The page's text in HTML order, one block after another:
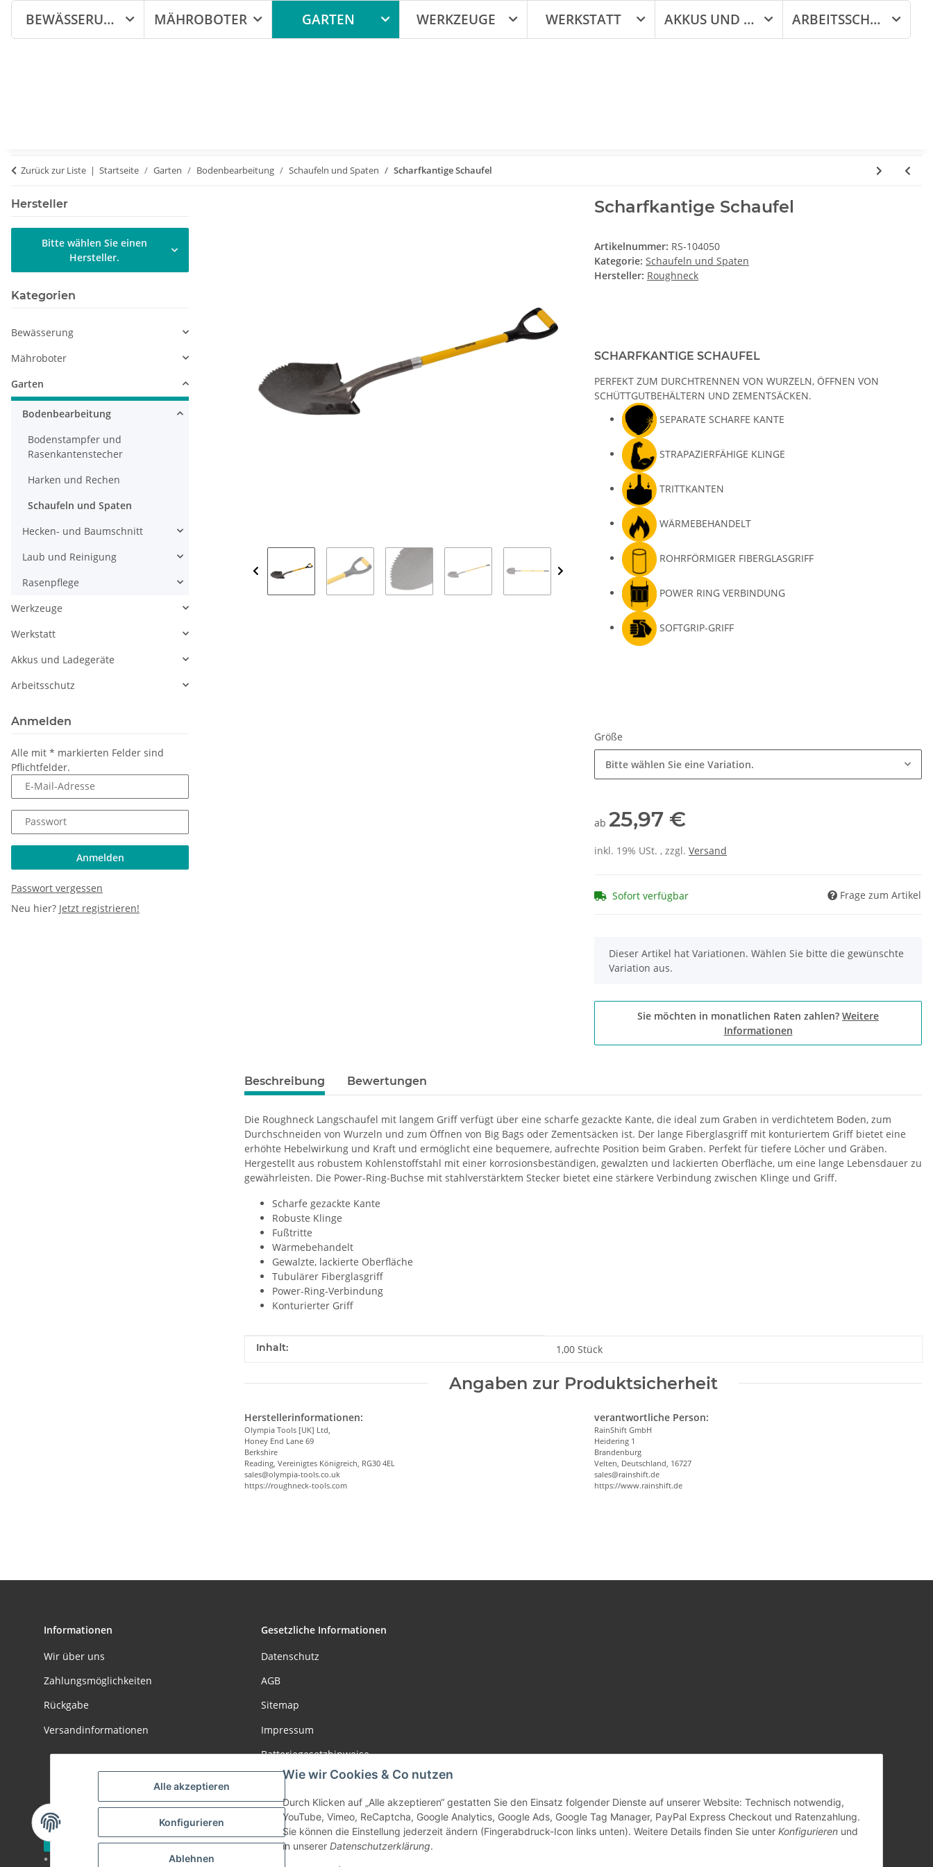
Alle akzeptieren
Konfigurieren
Ablehnen
Wie wir Cookies & Co nutzen
Durch Klicken auf „Alle akzeptieren“ gestatten Sie den Einsatz folgender Dienste auf unserer Website: Technisch notwendig,
YouTube, Vimeo, ReCaptcha, Google Analytics, Google Ads, Google Tag Manager, PayPal Express Checkout und Ratenzahlung.
Sie können die Einstellung jederzeit ändern (Fingerabdruck-Icon links unten). Weitere Details finden Sie unter Konfigurieren und
in unserer Datenschutzerklärung.
BEWÄSSERUNG MÄHROBOTER GARTEN WERKZEUGE WERKSTATT AKKUS UND LADEGERÄTE ARBEITSSCHUTZ
Zurück zur Liste Startseite Garten Bodenbearbeitung Schaufeln und Spaten Scharfkantige Schaufel
Scharfkantige Schaufel
Artikelnummer: RS-104050
Kategorie: Schaufeln und Spaten
Hersteller: Roughneck
SCHARFKANTIGE SCHAUFEL
PERFEKT ZUM DURCHTRENNEN VON WURZELN, ÖFFNEN VON
SCHÜTTGUTBEHÄLTERN UND ZEMENTSÄCKEN.
SEPARATE SCHARFE KANTE
STRAPAZIERFÄHIGE KLINGE
TRITTKANTEN
WÄRMEBEHANDELT
ROHRFÖRMIGER FIBERGLASGRIFF
POWER RING VERBINDUNG
SOFTGRIP-GRIFF
Größe
Bitte wählen Sie eine Variation.
ab 25,97 €
inkl. 19% USt. , zzgl. Versand
Sofort verfügbar Frage zum Artikel
x
Dieser Artikel hat Variationen. Wählen Sie bitte die gewünschte
Variation aus.
Sie möchten in monatlichen Raten zahlen? Weitere
Informationen
Beschreibung Bewertungen
Die Roughneck Langschaufel mit langem Griff verfügt über eine scharfe gezackte Kante, die ideal zum Graben in verdichtetem Boden, zum
Durchschneiden von Wurzeln und zum Öffnen von Big Bags oder Zementsäcken ist. Der lange Fiberglasgriff mit konturiertem Griff bietet eine
erhöhte Hebelwirkung und Kraft und ermöglicht eine bequemere, aufrechte Position beim Graben. Perfekt für tiefere Löcher und Gräben.
Hergestellt aus robustem Kohlenstoffstahl mit einer korrosionsbeständigen, gewalzten und lackierten Oberfläche, um eine lange Lebensdauer zu
gewährleisten. Die Power-Ring-Buchse mit stahlverstärktem Stecker bietet eine stärkere Verbindung zwischen Klinge und Griff.
Scharfe gezackte Kante
Robuste Klinge
Fußtritte
Wärmebehandelt
Gewalzte, lackierte Oberfläche
Tubulärer Fiberglasgriff
Power-Ring-Verbindung
Konturierter Griff
Produkteigenschaft
Wert
Inhalt: 1,00 Stück
Angaben zur Produktsicherheit
Herstellerinformationen:
Olympia Tools [UK] Ltd,
Honey End Lane 69
Berkshire
Reading, Vereinigtes Königreich, RG30 4EL
sales@olympia-tools.co.uk
https://roughneck-tools.com
verantwortliche Person:
RainShift GmbH
Heidering 1
Brandenburg
Velten, Deutschland, 16727
sales@rainshift.de
https://www.rainshift.de
Hersteller
Bitte wählen Sie einen
Hersteller.
Kategorien
Bewässerung
Mähroboter
Garten
Bodenbearbeitung
Bodenstampfer und
Rasenkantenstecher
Harken und Rechen
Schaufeln und Spaten
Hecken- und Baumschnitt
Laub und Reinigung
Rasenpflege
Werkzeuge
Werkstatt
Akkus und Ladegeräte
Arbeitsschutz
Anmelden
Alle mit * markierten Felder sind
Pflichtfelder.
E-Mail-Adresse
Passwort
Anmelden
Passwort vergessen
Neu hier? Jetzt registrieren!
Informationen
Wir über uns
Zahlungsmöglichkeiten
Rückgabe
Versandinformationen
Gesetzliche Informationen
Datenschutz
AGB
Sitemap
Impressum
Batteriegesetzhinweise
Widerrufsrecht
Vertrag widerrufen
* Alle Preise inkl. gesetzlicher USt., zzgl.Versand